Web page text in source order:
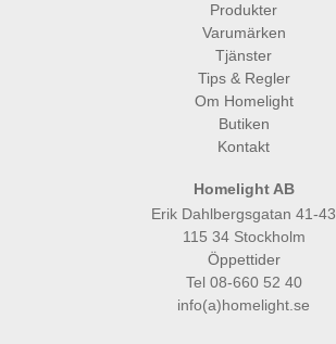
Produkter
Varumärken
Tjänster
Tips & Regler
Om Homelight
Butiken
Kontakt
Homelight AB
Erik Dahlbergsgatan 41-43
115 34 Stockholm
Öppettider
Tel 08-660 52 40
info(a)homelight.se